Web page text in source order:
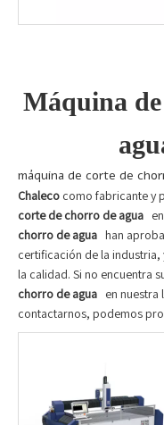
Máquina
máquina de corte de
Chaleco como fabricante y
corte de chorro de agua
chorro de agua han
certificación de la
la calidad. Si no encuentra
chorro de agua en
contactarnos, podemos